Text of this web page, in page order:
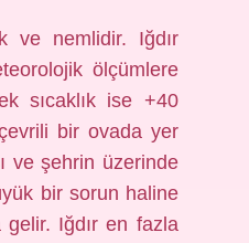
ve nemlidir. Iğdır
ölçümlere
sıcaklık ise +40
bir ovada yer
ve şehrin üzerinde
bir sorun haline
Iğdır en fazla